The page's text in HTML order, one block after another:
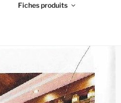
Fiches produits